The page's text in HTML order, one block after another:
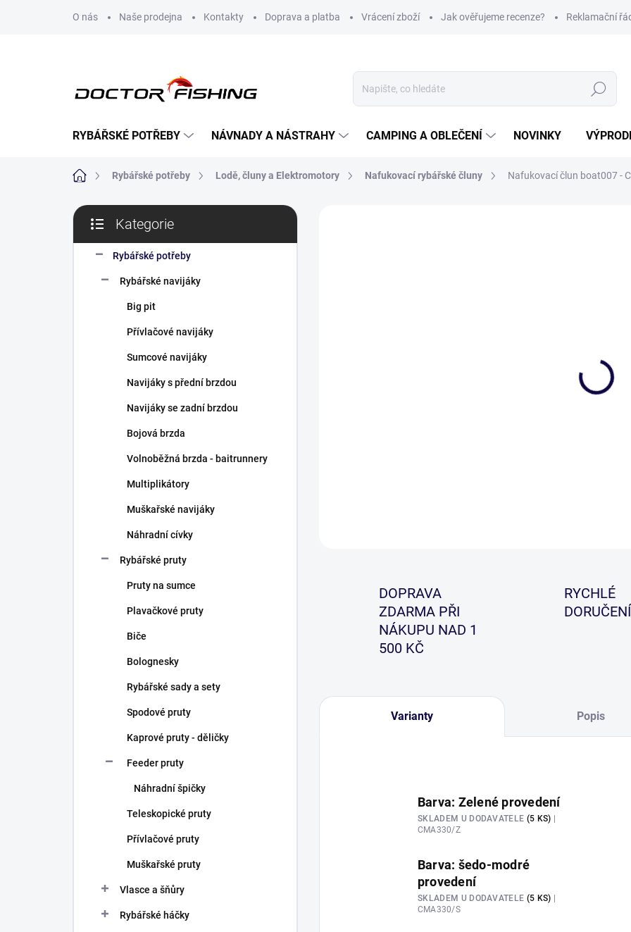
O nás Naše prodejna Kontakty Doprava a platba Vrácení zboží Jak ověřujeme recenze? Reklamační
Hledat
RYBÁŘSKÉ POTŘEBY NÁVNADY A NÁSTRAHY CAMPING A OBLEČENÍ NOVINKY
Domů Rybářské potřeby Lodě, čluny a Elektromotory Nafukovací rybářské čluny Nafukovací člun boat007 -
P
s
kategorie
Kategorie
Rybářské potřeby
Rybářské navijáky
Big pit
Přívlačové navijáky
Sumcové navijáky
Navijáky s přední brzdou
Navijáky se zadní brzdou
Bojová brzda
Volnoběžná brzda - baitrunnery
Multiplikátory
Muškařské navijáky
Náhradní cívky
Rybářské pruty
Pruty na sumce
Plavačkové pruty
Biče
Bolognesky
Rybářské sady a sety
Spodové pruty
Kaprové pruty - děličky
Feeder pruty
Náhradní špičky
Teleskopické pruty
Přívlačové pruty
Muškařské pruty
Vlasce a šňůry
Rybářské háčky
DOPRAVA
ZDARMA PŘI
NÁKUPU NAD 1
500 KČ
RYCHLÉ
DORUČENÍ
Varianty Popis
Barva: Zelené provedení
SKLADEM U DODAVATELE (5 KS) |
CMA330/Z
Barva: šedo-modré
provedení
SKLADEM U DODAVATELE (5 KS)
CMA330/S